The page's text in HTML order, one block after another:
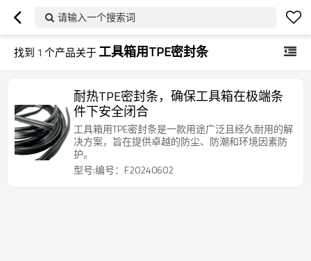
请输入一个搜索词
找到 1 个产品关于工具箱用TPE密封条
耐热TPE密封条，确保工具箱在极端条
件下安全闭合
工具箱用TPE密封条是一款用途广泛且经久耐用的解
决方案，旨在提供卓越的防尘、防潮和环境因素防
护。
型号:编号：F20240602